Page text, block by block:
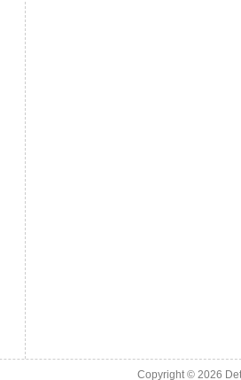
Copyright © 2026